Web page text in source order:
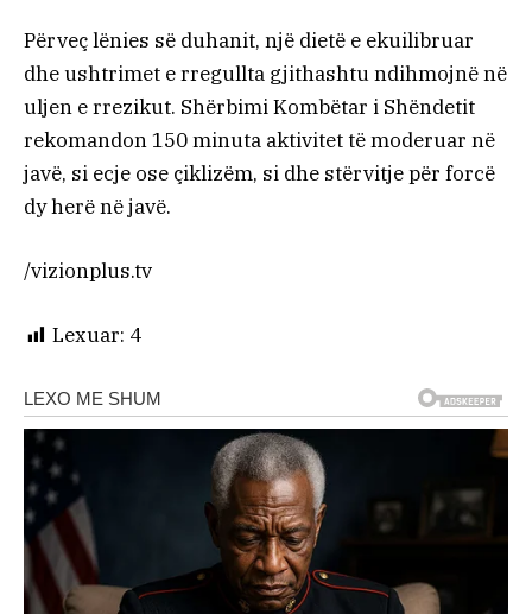
Përveç lënies së duhanit, një dietë e ekuilibruar
dhe ushtrimet e rregullta gjithashtu ndihmojnë në
uljen e rrezikut. Shërbimi Kombëtar i Shëndetit
rekomandon 150 minuta aktivitet të moderuar në
javë, si ecje ose çiklizëm, si dhe stërvitje për forcë
dy herë në javë.
/vizionplus.tv
Lexuar: 4